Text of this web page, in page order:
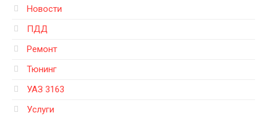
Новости
ПДД
Ремонт
Тюнинг
УАЗ 3163
Услуги